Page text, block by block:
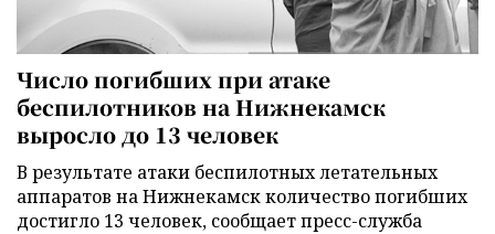
Число погибших при атаке
беспилотников на Нижнекамск
выросло до 13 человек
В результате атаки беспилотных летательных
аппаратов на Нижнекамск количество погибших
достигло 13 человек, сообщает пресс-служба